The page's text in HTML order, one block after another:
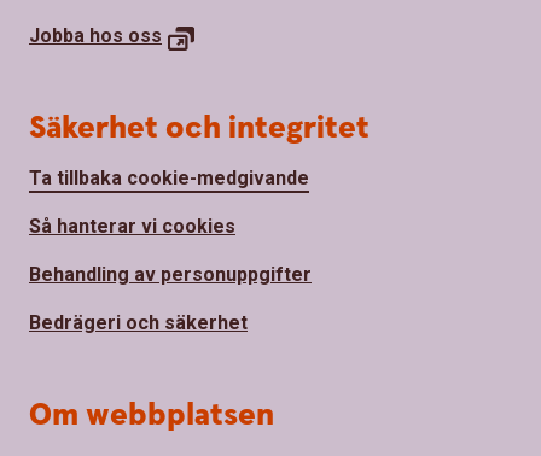
Jobba hos oss
Säkerhet och integritet
Ta tillbaka cookie-medgivande
Så hanterar vi cookies
Behandling av personuppgifter
Bedrägeri och säkerhet
Om webbplatsen